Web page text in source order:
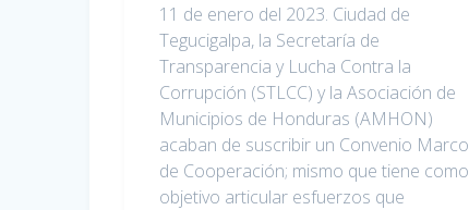
11 de enero del 2023. Ciudad de
Tegucigalpa, la Secretaría de
Transparencia y Lucha Contra la
Corrupción (STLCC) y la Asociación de
Municipios de Honduras (AMHON)
acaban de suscribir un Convenio Marco
de Cooperación; mismo que tiene como
objetivo articular esfuerzos que